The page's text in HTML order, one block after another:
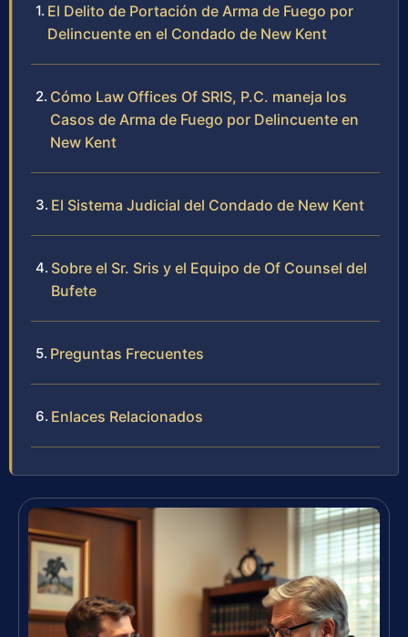
El Delito de Portación de Arma de Fuego por
Delincuente en el Condado de New Kent
Cómo Law Offices Of SRIS, P.C. maneja los
Casos de Arma de Fuego por Delincuente en
New Kent
El Sistema Judicial del Condado de New Kent
Sobre el Sr. Sris y el Equipo de Of Counsel del
Bufete
Preguntas Frecuentes
Enlaces Relacionados